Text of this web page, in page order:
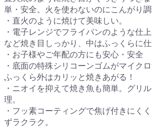
単・安全。火を使わないのにこんがり調
・直火のように焼けて美味しい。
・電子レンジでフライパンのような仕
など焼き目しっかり、中はふっくらに仕
・お子様やご年配の方にも安心・安全
・底面の特殊シリコーンゴムがマイク
ふっくら外はカリッと焼きあがる！
・ニオイを抑えて焼き魚も簡単。グリ
理。
・フッ素コーティングで焦げ付きにく
ずラクラク。